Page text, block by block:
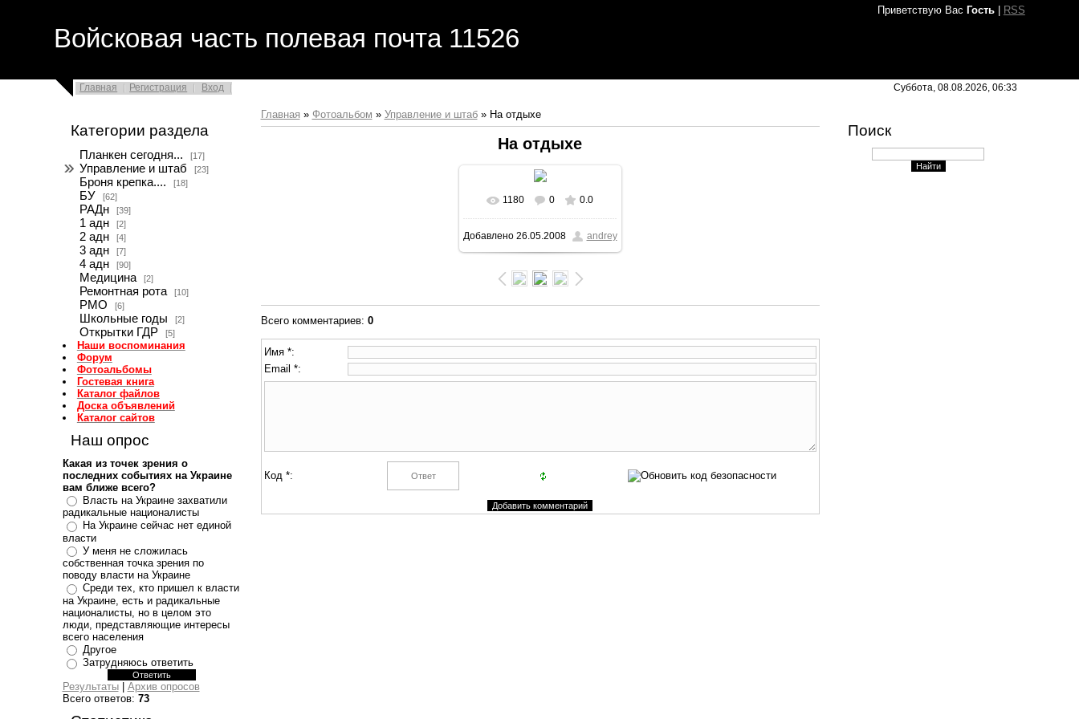
Приветствую Вас Гость| RSS
Войсковая часть полевая почта 11526
Главная Регистрация Вход Суббота, 08.08.2026, 06:33
Категории раздела
Планкен сегодня... [17]
Управление и штаб [23]
Броня крепка.... [18]
БУ [62]
РАДн [39]
1 адн [2]
2 адн [4]
3 адн [7]
4 адн [90]
Медицина [2]
Ремонтная рота [10]
РМО [6]
Школьные годы [2]
Открытки ГДР [5]
Наши воспоминания
Форум
Фотоальбомы
Гостевая книга
Каталог файлов
Доска объявлений
Каталог сайтов
Наш опрос
Какая из точек зрения о
последних событиях на Украине
вам ближе всего?
Власть на Украине захватили
радикальные националисты
На Украине сейчас нет единой
власти
У меня не сложилась
собственная точка зрения по
поводу власти на Украине
Среди тех, кто пришел к власти
на Украине, есть и радикальные
националисты, но в целом это
люди, представляющие интересы
всего населения
Другое
Затрудняюсь ответить
Результаты| Архив опросов
Всего ответов: 73
Главная » Фотоальбом » Управление и штаб» На отдыхе
На отдыхе
1180 0 0.0
Добавлено26.05.2008 andrey
Всего комментариев: 0
Имя *:
Email *:
Код *:
Поиск